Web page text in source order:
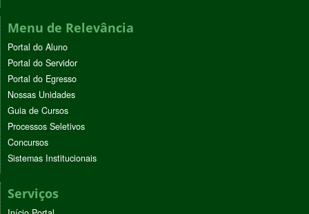
Menu de Relevância
Portal do Aluno
Portal do Servidor
Portal do Egresso
Nossas Unidades
Guia de Cursos
Processos Seletivos
Concursos
Sistemas Institucionais
Serviços